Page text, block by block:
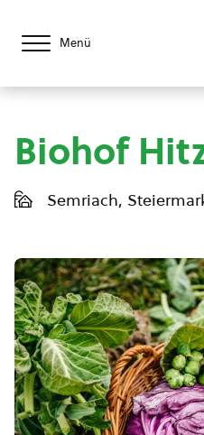
Menü
Biohof
Semriach,